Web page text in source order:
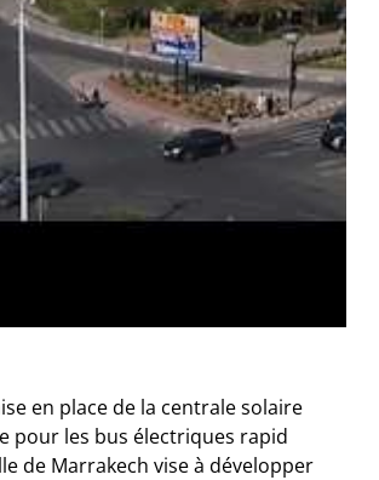
en place de la centrale solaire
pour les bus électriques rapid
de Marrakech vise à développer